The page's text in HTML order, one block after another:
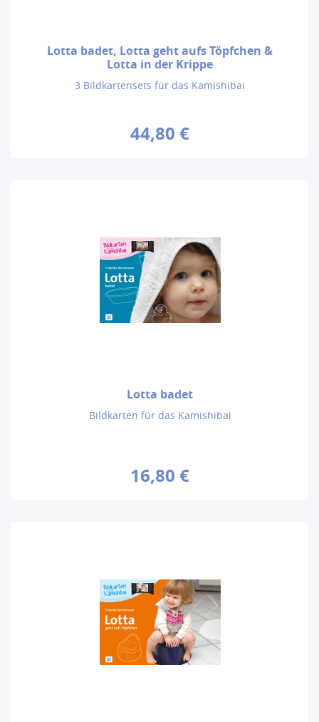
Lotta badet, Lotta geht aufs Töpfchen &
Lotta in der Krippe
3 Bildkartensets für das Kamishibai
44,80 €
Lotta badet
Bildkarten für das Kamishibai
16,80 €